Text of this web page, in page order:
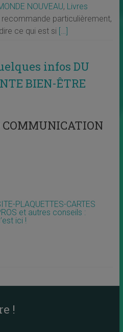
NOUVEAU, Livres
particulièrement,
ce qui est si […]
infos DU
BIEN-ÊTRE
COMMUNICATION
PLAQUETTES-CARTES
et autres conseils :
ici !
!